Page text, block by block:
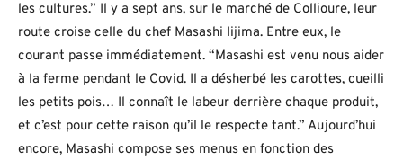
les cultures.” Il y a sept ans, sur le marché de Collioure, leur
route croise celle du chef Masashi Iijima. Entre eux, le
courant passe immédiatement. “Masashi est venu nous aider
à la ferme pendant le Covid. Il a désherbé les carottes, cueilli
les petits pois… Il connaît le labeur derrière chaque produit,
et c’est pour cette raison qu’il le respecte tant.” Aujourd’hui
encore, Masashi compose ses menus en fonction des